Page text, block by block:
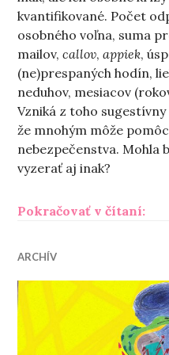
kvantifikované. Počet
osobného voľna, suma
mailov,callov,appiek,
(ne)prespaných hodín,
neduhov, mesiacov
Vzniká z toho
že mnohým môže
nebezpečenstva. Mohla
vyzerať aj inak?
Pokračovať v čítaní:
ARCHÍV